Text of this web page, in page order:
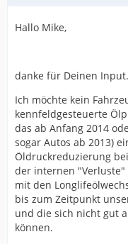
Hallo Mike,
danke für Deinen Input.
Ich möchte kein
kennfeldgesteuerte
das ab Anfang 2014
sogar Autos ab 2013)
Öldruckreduzierung
der internen "Verluste"
mit den
bis zum Zeitpunkt
und die sich nicht gut
können.